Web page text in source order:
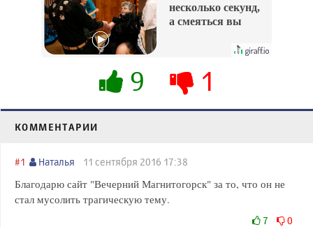
несколько секунд,
а смеяться вы
9 1
КОММЕНТАРИИ
#1 Наталья 11 сентября 2016 17:38
Благодарю сайт "Вечерний Магнитогорск" за то, что он не
стал мусолить трагическую тему.
7 0